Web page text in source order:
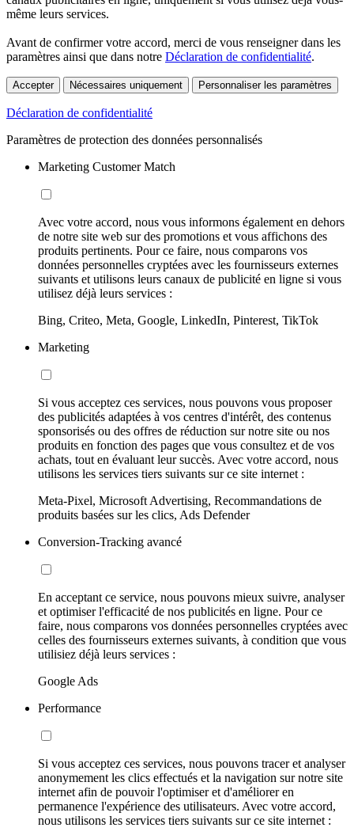
même leurs services.
Avant de confirmer votre accord, merci de vous renseigner dans les
paramètres ainsi que dans notre Déclaration de confidentialité.
Accepter Nécessaires uniquement Personnaliser les paramètres
Déclaration de confidentialité
Paramètres de protection des données personnalisés
Marketing Customer Match
Avec votre accord, nous vous informons également en dehors
de notre site web sur des promotions et vous affichons des
produits pertinents. Pour ce faire, nous comparons vos
données personnelles cryptées avec les fournisseurs externes
suivants et utilisons leurs canaux de publicité en ligne si vous
utilisez déjà leurs services :
Bing, Criteo, Meta, Google, LinkedIn, Pinterest, TikTok
Marketing
Si vous acceptez ces services, nous pouvons vous proposer
des publicités adaptées à vos centres d'intérêt, des contenus
sponsorisés ou des offres de réduction sur notre site ou nos
produits en fonction des pages que vous consultez et de vos
achats, tout en évaluant leur succès. Avec votre accord, nous
utilisons les services tiers suivants sur ce site internet :
Meta-Pixel, Microsoft Advertising, Recommandations de
produits basées sur les clics, Ads Defender
Conversion-Tracking avancé
En acceptant ce service, nous pouvons mieux suivre, analyser
et optimiser l'efficacité de nos publicités en ligne. Pour ce
faire, nous comparons vos données personnelles cryptées avec
celles des fournisseurs externes suivants, à condition que vous
utilisiez déjà leurs services :
Google Ads
Performance
Si vous acceptez ces services, nous pouvons tracer et analyser
anonymement les clics effectués et la navigation sur notre site
internet afin de pouvoir l'optimiser et d'améliorer en
permanence l'expérience des utilisateurs. Avec votre accord,
nous utilisons les services tiers suivants sur ce site internet :